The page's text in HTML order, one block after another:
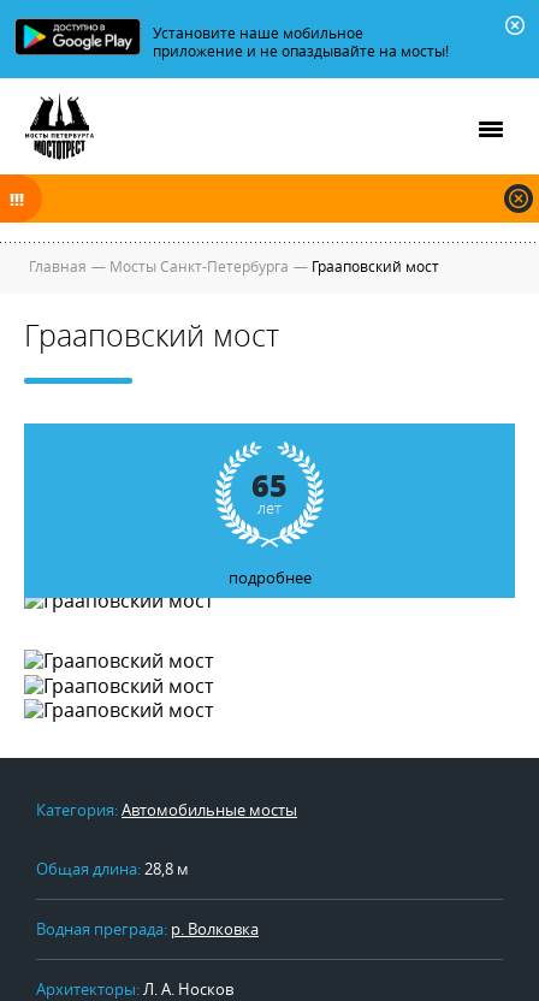
Установите наше мобильное
приложение и не опаздывайте на мосты!
разводятся по графику.
Главная — Мосты Санкт-Петербурга — Грааповский мост
Грааповский мост
65
лет
подробнее
Категория:Автомобильные мосты
Общая длина:28,8 м
Водная преграда: р. Волковка
Архитекторы:Л. А. Носков